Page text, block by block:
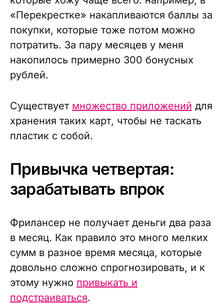
«Перекрестке» накапливаются баллы за
покупки, которые тоже потом можно
потратить. За пару месяцев у меня
накопилось примерно 300 бонусных
рублей.
Существует множество приложений для
хранения таких карт, чтобы не таскать
пластик с собой.
Привычка четвертая:
зарабатывать впрок
Фрилансер не получает деньги два раза
в месяц. Как правило это много мелких
сумм в разное время месяца, которые
довольно сложно спрогнозировать, и к
этому нужно привыкать и
подстраиваться.